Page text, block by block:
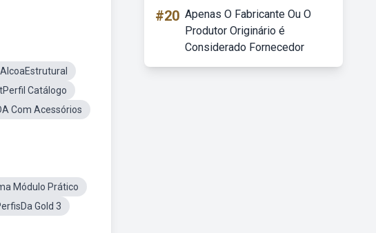
Catálogo
Com Acessórios
Módulo Prático
Gold 3
#20 Apenas O Fabricante Ou O
Produtor Originário é
Considerado Fornecedor